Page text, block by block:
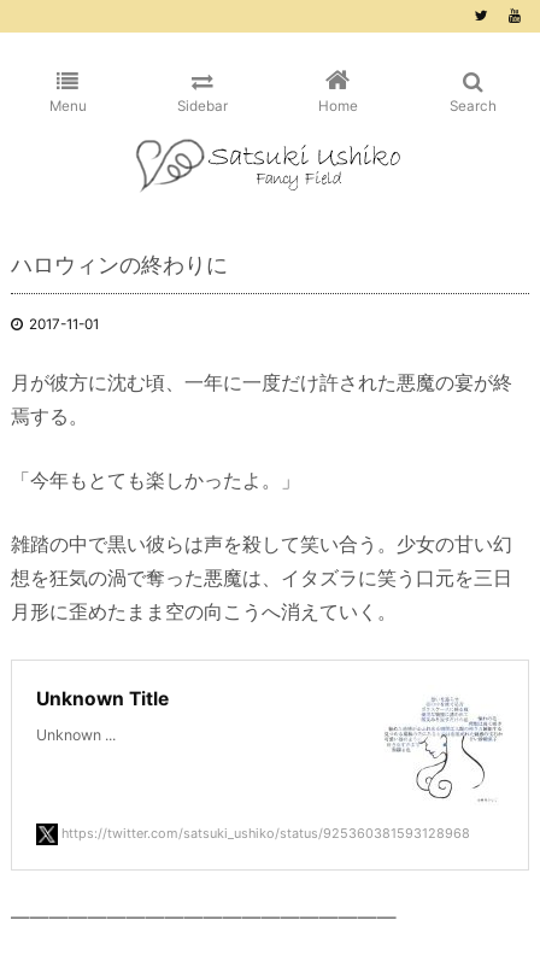
Menu Sidebar Home Search
ハロウィンの終わりに
2017-11-01
月が彼方に沈む頃、一年に一度だけ許された悪魔の宴が終
焉する。
「今年もとても楽しかったよ。」
雑踏の中で黒い彼らは声を殺して笑い合う。少女の甘い幻
想を狂気の渦で奪った悪魔は、イタズラに笑う口元を三日
月形に歪めたまま空の向こうへ消えていく。
Unknown Title
Unknown ...
https://twitter.com/satsuki_ushiko/status/925360381593128968
————————————————————